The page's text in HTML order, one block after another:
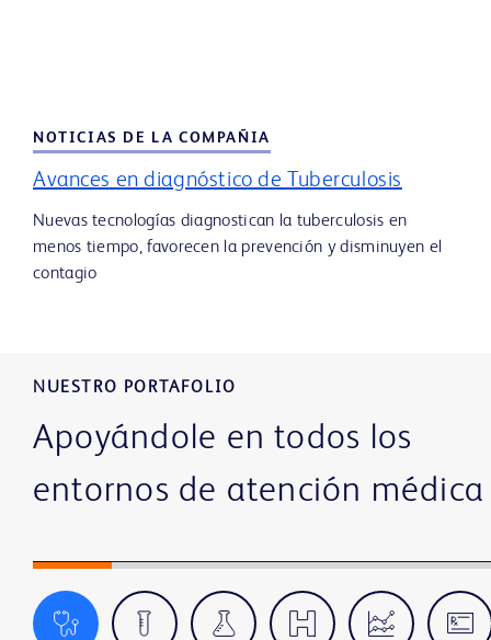
NOTICIAS DE LA COMPAÑIA
Avances en diagnóstico de Tuberculosis
Nuevas tecnologías diagnostican la tuberculosis en
menos tiempo, favorecen la prevención y disminuyen el
contagio
NUESTRO PORTAFOLIO
Apoyándole en todos los
entornos de atención médica